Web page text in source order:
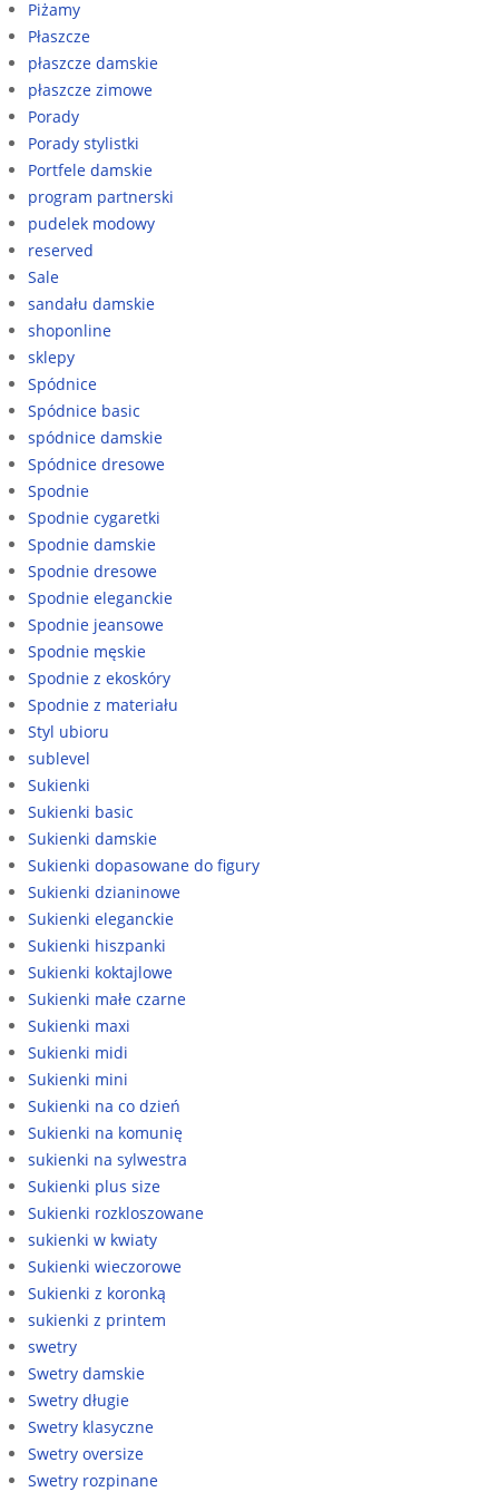
Piżamy
Płaszcze
płaszcze damskie
płaszcze zimowe
Porady
Porady stylistki
Portfele damskie
program partnerski
pudelek modowy
reserved
Sale
sandału damskie
shoponline
sklepy
Spódnice
Spódnice basic
spódnice damskie
Spódnice dresowe
Spodnie
Spodnie cygaretki
Spodnie damskie
Spodnie dresowe
Spodnie eleganckie
Spodnie jeansowe
Spodnie męskie
Spodnie z ekoskóry
Spodnie z materiału
Styl ubioru
sublevel
Sukienki
Sukienki basic
Sukienki damskie
Sukienki dopasowane do figury
Sukienki dzianinowe
Sukienki eleganckie
Sukienki hiszpanki
Sukienki koktajlowe
Sukienki małe czarne
Sukienki maxi
Sukienki midi
Sukienki mini
Sukienki na co dzień
Sukienki na komunię
sukienki na sylwestra
Sukienki plus size
Sukienki rozkloszowane
sukienki w kwiaty
Sukienki wieczorowe
Sukienki z koronką
sukienki z printem
swetry
Swetry damskie
Swetry długie
Swetry klasyczne
Swetry oversize
Swetry rozpinane